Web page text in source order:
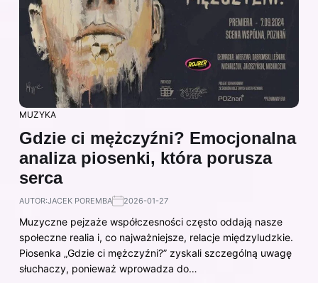
MUZYKA
Gdzie ci mężczyźni? Emocjonalna
analiza piosenki, która porusza
serca
AUTOR:JACEK POREMBA 2026-01-27
Muzyczne pejzaże współczesności często oddają nasze
społeczne realia i, co najważniejsze, relacje międzyludzkie.
Piosenka „Gdzie ci mężczyźni?” zyskali szczególną uwagę
słuchaczy, ponieważ wprowadza do…